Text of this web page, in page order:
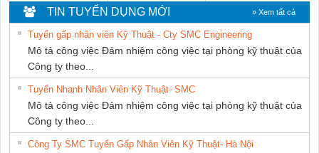
DỊCH VỤ XNK
PHƯƠNG NAM
TIN TUYỂN DỤNG MỚI » Xem tất cả
Tuyển gấp nhân viên Kỹ Thuật - Cty SMC Engineering
Mô tả công việc Đảm nhiệm công việc tại phòng kỹ thuật của
Công ty theo...
Tuyển Nhanh Nhân Viên Kỹ Thuật- SMC
Mô tả công việc Đảm nhiệm công việc tại phòng kỹ thuật của
Công ty theo...
Công Ty SMC Tuyển Gấp Nhân Viên Kỹ Thuật- Hà Nội